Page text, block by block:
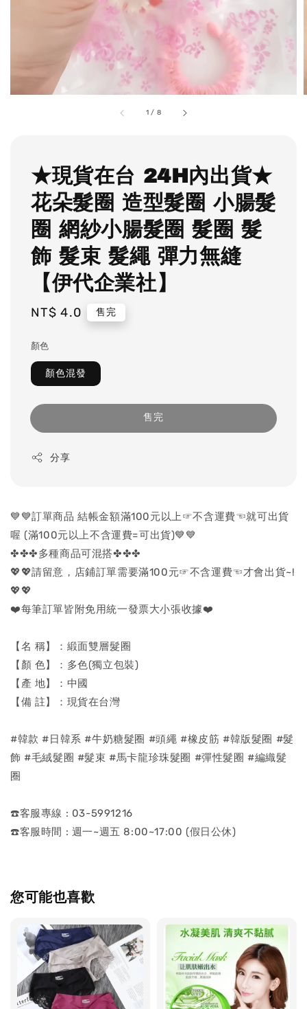
1 / 8
★現貨在台 24H內出貨★
花朵髮圈 造型髮圈 小腸髮
圈 網紗小腸髮圈 髮圈 髮
飾 髮束 髮繩 彈力無縫
【伊代企業社】
Regular
NT$ 4.0 售完
顏色
顏色混發
售完
分享
💙💙訂單商品 結帳金額滿100元以上☞不含運費☜就可出貨
喔 (滿100元以上不含運費=可出貨)💙💙
✤✤✤多種商品可混搭✤✤✤
💖💖請留意，店鋪訂單需要滿100元☞不含運費☜才會出貨~!
💖💖
❤️每筆訂單皆附免用統一發票大小張收據❤️
【名 稱】：緞面雙層髮圈
【顏 色】：多色(獨立包裝)
【產 地】：中國
【備 註】：現貨在台灣
#韓款 #日韓系 #牛奶糖髮圈 #頭繩 #橡皮筋 #韓版髮圈 #髮
飾 #毛絨髮圈 #髮束 #馬卡龍珍珠髮圈 #彈性髮圈 #編織髮
圈
☎️客服專線 : 03-5991216
☎️客服時間 : 週一~週五 8:00~17:00 (假日公休)
您可能也喜歡